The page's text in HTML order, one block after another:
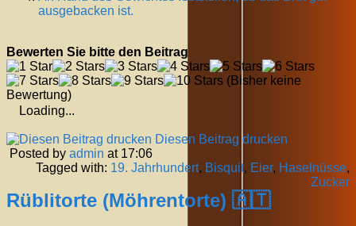
ausgebacken ist.
Bewerten Sie bitte den Beitrag
(Bisher keine
Bewertung)
Loading...
Diesen Beitrag drucken
Posted by admin at 17:06
Tagged with: 19. Jahrhundert, Bisquit, Eier, Haselnüsse,
Zucker
Rüblitorte (Möhrentorte) 🇦🇹